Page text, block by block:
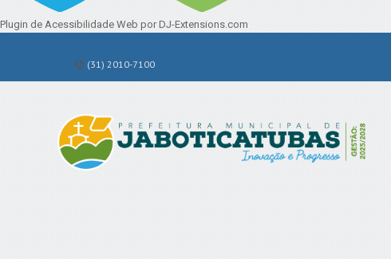
Plugin de Acessibilidade Web por DJ-Extensions.com
(31) 2010-7100